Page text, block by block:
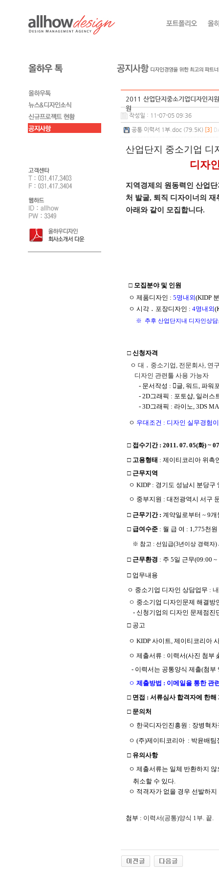
2011 산업단지중소기업디자인지
원
작성일 : 11-07-05 09:36
공통 이력서 1부.doc (79.5K) [3]
산업단지 중소기업 디
디자
지역경제의 원동력인 산업
처 발굴, 퇴직 디자이너의 재
아래와 같이 모집합니다.
□ 모집분야 및 인원
ㅇ 제품디자인 : 5명내외(KIDP
ㅇ 시각 ․ 포장디자인 : 4명내외
※ 추후 산업단지내 디자인상담
□ 신청자격
ㅇ 대 ․ 중소기업, 전문회사, 연
디 자인 관련툴 사용 가능자
- 문서작성 : 글, 워드, 파워
- 2D그래픽 : 포토샵, 일러스
- 3D그래픽 : 라이노, 3DS
ㅇ 우대조건 : 디자인 실무경험
□ 접수기간: 2011. 07. 05(화) ~
□ 고용형태 : 제이티코리아 위촉
□ 근무지역
ㅇ KIDP : 경기도 성남시 분당구
ㅇ 중부지원 : 대전광역시 서구
□ 근무기간 : 계약일로부터 ~ 9개
□ 급여수준: 월 급 여 : 1,775천원
※ 참고 : 선임급(3년이상 경력자)
□ 근무환경 : 주 5일 근무(09:00
□ 업무내용
ㅇ 중소기업 디자인 상담업무 :
ㅇ 중소기업 디자인문제 해결방
- 신청기업의 디자인 문제점진
□ 공고
ㅇ KIDP 사이트, 제이티코리아
ㅇ 제출서류 : 이력서(사진 첨부
- 이력서는 공통양식 제출(첨부
ㅇ 제출방법 : 이메일을 통한 관
□ 면접 : 서류심사 합격자에 한해
□ 문의처
ㅇ 한국디자인진흥원 : 장병혁차
ㅇ (주)제이티코리아 : 박윤배팀
□ 유의사항
ㅇ 제출서류는 일체 반환하지
취소할 수 있다.
ㅇ 적격자가 없을 경우 선발하지
첨부 : 이력서(공통)양식 1부. 끝.